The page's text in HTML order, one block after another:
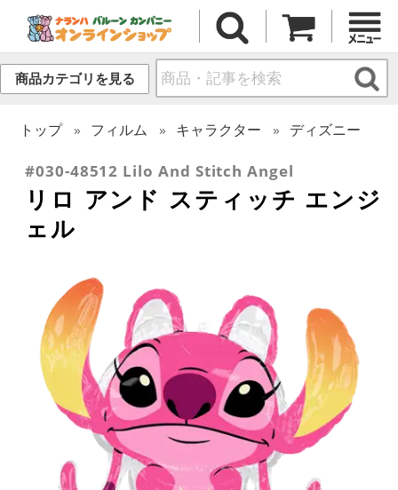
商品カテゴリを見る
トップ フィルム キャラクター ディズニー
#030-48512 Lilo And Stitch Angel
リロ アンド スティッチ エンジ
ェル